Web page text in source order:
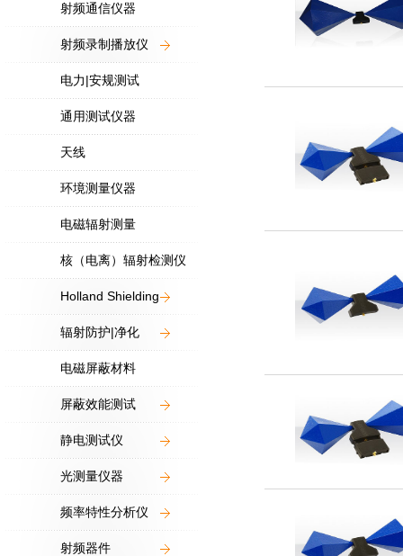
射频通信仪器
射频录制播放仪
电力|安规测试
通用测试仪器
天线
环境测量仪器
电磁辐射测量
核（电离）辐射检测仪
Holland Shielding
辐射防护|净化
电磁屏蔽材料
屏蔽效能测试
静电测试仪
光测量仪器
频率特性分析仪
射频器件